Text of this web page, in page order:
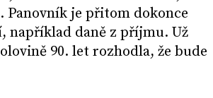
Panovník je přitom dokonce
například daně z příjmu. Už
90. let rozhodla, že bude